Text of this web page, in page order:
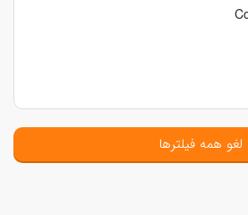
لغو همه فیلترها